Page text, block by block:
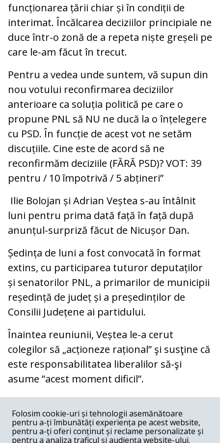
funcționarea țării chiar și în condiții de
interimat. Încălcarea deciziilor principiale ne
duce într-o zonă de a repeta niște greșeli pe
care le-am făcut în trecut.
Pentru a vedea unde suntem, vă supun din
nou votului reconfirmarea deciziilor
anterioare ca soluția politică pe care o
propune PNL să NU ne ducă la o înțelegere
cu PSD. În funcție de acest vot ne setăm
discuțiile. Cine este de acord să ne
reconfirmăm deciziile (FĂRĂ PSD)? VOT: 39
pentru / 10 împotrivă / 5 abțineri”
Ilie Bolojan și Adrian Veștea s-au întâlnit
luni pentru prima dată față în față după
anunțul-surpriză făcut de Nicușor Dan.
Ședința de luni a fost convocată în format
extins, cu participarea tuturor deputaților
și senatorilor PNL, a primarilor de municipii
reședință de județ și a președinților de
Consilii Județene ai partidului.
Înaintea reuniunii, Veștea le-a cerut
colegilor să „acționeze rațional” şi susţine că
este responsabilitatea liberalilor să-şi
asume ”acest moment dificil”.
COMENTARII
Nume
Folosim cookie-uri și tehnologii asemănătoare
pentru a-ți îmbunătăți experiența pe acest website,
pentru a-ți oferi conținut și reclame personalizate și
pentru a analiza traficul și audiența website-ului.